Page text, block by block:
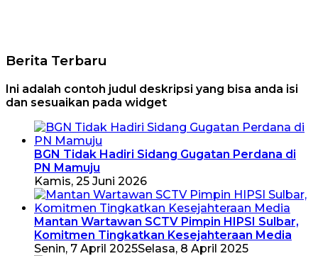
Berita Terbaru
Ini adalah contoh judul deskripsi yang bisa anda isi
dan sesuaikan pada widget
BGN Tidak Hadiri Sidang Gugatan Perdana di
PN Mamuju
Kamis, 25 Juni 2026
Mantan Wartawan SCTV Pimpin HIPSI Sulbar,
Komitmen Tingkatkan Kesejahteraan Media
Senin, 7 April 2025Selasa, 8 April 2025